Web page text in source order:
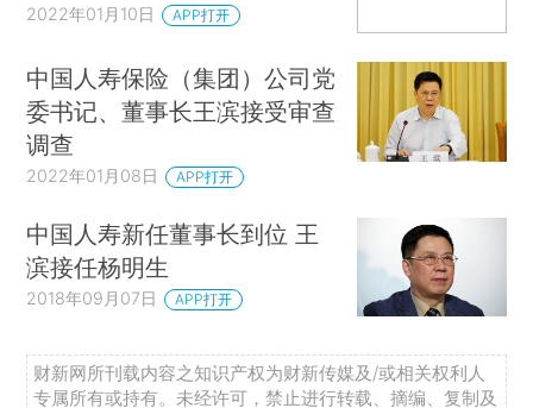
2022年01月10日 APP打开
中国人寿保险（集团）公司党
委书记、董事长王滨接受审查
调查
2022年01月08日 APP打开
中国人寿新任董事长到位 王
滨接任杨明生
2018年09月07日 APP打开
财新网所刊载内容之知识产权为财新传媒及/或相关权利人
专属所有或持有。未经许可，禁止进行转载、摘编、复制及